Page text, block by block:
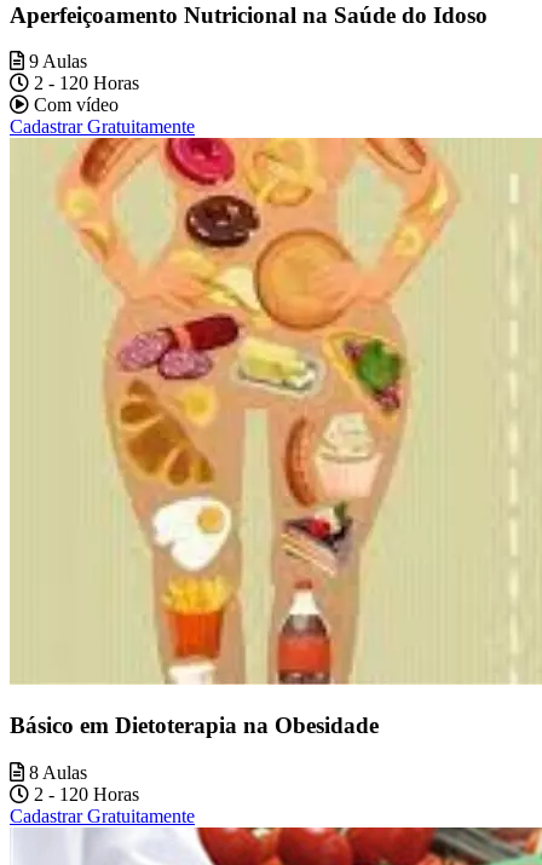
Aperfeiçoamento Nutricional na Saúde do Idoso
9 Aulas
2 - 120 Horas
Com vídeo
Cadastrar Gratuitamente
Básico em Dietoterapia na Obesidade
8 Aulas
2 - 120 Horas
Cadastrar Gratuitamente